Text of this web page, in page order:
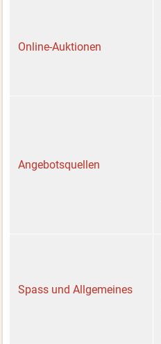
Online-Auktionen
Angebotsquellen
Spass und Allgemeines